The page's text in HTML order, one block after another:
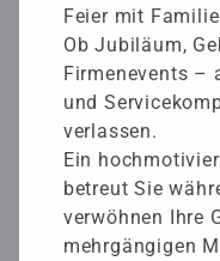
Feier mit
Ob Jubiläum,
Firmenevents –
und
verlassen.
Ein
betreut Sie
verwöhnen Ihre
mehrgängigen